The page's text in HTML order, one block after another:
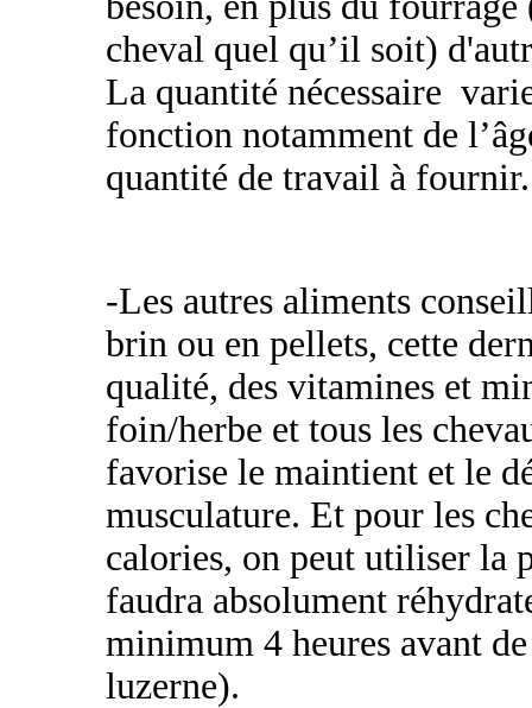
cheval quel qu’il soit)
La quantité nécessaire
fonction notamment de
quantité de travail à fournir.
-Les autres aliments
brin ou en pellets, cette
qualité, des vitamines et
foin/herbe et tous les
favorise le maintient et le
musculature. Et pour les
calories, on peut utiliser la
faudra absolument
minimum 4 heures avant
luzerne).